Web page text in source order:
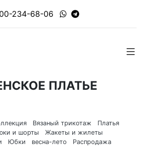
234-68-06
ПЛАТЬЕ
Вязаный трикотаж
Платья
и шорты
Жакеты и жилеты
Юбки весна-лето
Распродажа